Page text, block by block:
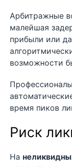
Арбитражные
малейшая
прибыли или
возможности
время пиков
Риск
На